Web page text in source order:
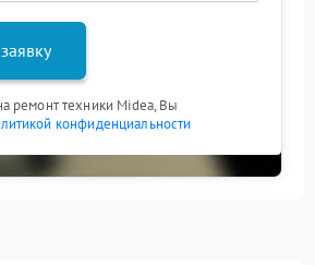
ремонт техники Midea, Вы
конфиденциальности